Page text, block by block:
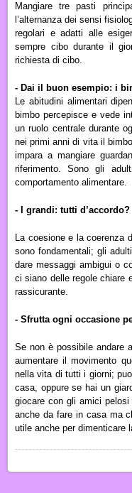
Mangiare tre pasti
l’alternanza dei sensi
regolari e adatti alle
sempre cibo durante il
richiesta di cibo.
- Dai il buon esempio: i
Le abitudini alimentari
bimbo percepisce e vede
un ruolo centrale durante
nei primi anni di vita il
impara a mangiare
riferimento. Sono gli
comportamento alimentare.
- I grandi: tutti d’accordo?
La coesione e la coerenza
sono fondamentali; gli
dare messaggi ambigui o
ci siano delle regole chiare
rassicurante.
- Sfrutta ogni occasione
Se non è possibile andare
aumentare il movimento
nella vita di tutti i giorni; p
casa, oppure se hai un
giocare con gli amici
anche da fare in casa ma
utile anche per dimenticare